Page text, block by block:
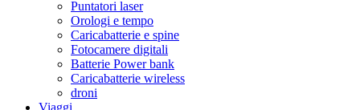
Puntatori laser
Orologi e tempo
Caricabatterie e spine
Fotocamere digitali
Batterie Power bank
Caricabatterie wireless
droni
Viaggi